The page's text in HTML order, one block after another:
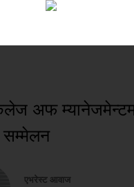
अफ
सम्मेलन
एभरेस्ट आवाज